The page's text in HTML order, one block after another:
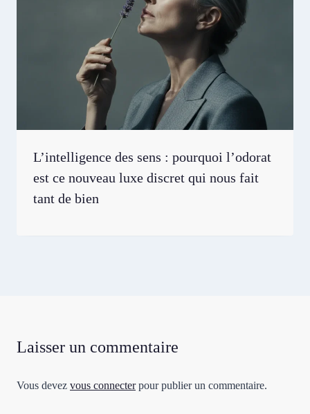
L’intelligence des sens : pourquoi l’odorat
est ce nouveau luxe discret qui nous fait
tant de bien
Laisser un commentaire
Vous devez vous connecterpour publier un commentaire.